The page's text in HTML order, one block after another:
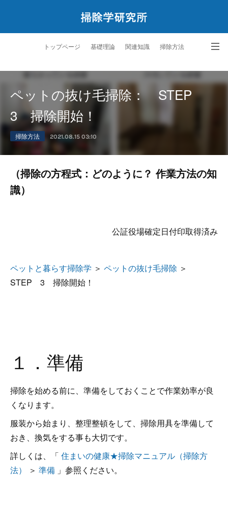
トップページ 基礎理論 関連知識 掃除方法
ペットの抜け毛掃除： STEP
3 掃除開始！
掃除方法 2021.08.15 03:10
（掃除の方程式：どのように？ 作業方法の知
識）
公証役場確定日付印取得済み
ペットと暮らす掃除学 ＞ ペットの抜け毛掃除 ＞
STEP 3 掃除開始！
１．準備
掃除を始める前に、準備をしておくことで作業効率が良
くなります。
服装から始まり、整理整頓をして、掃除用具を準備して
おき、換気をする事も大切です。
詳しくは、「 住まいの健康★掃除マニュアル（掃除方
法）
＞ 準備 」参照ください。